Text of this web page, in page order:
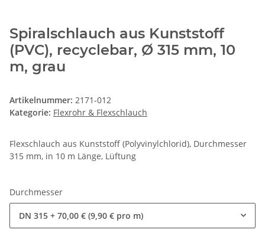
Spiralschlauch aus Kunststoff
(PVC), recyclebar, Ø 315 mm, 10
m, grau
Artikelnummer: 2171-012
Kategorie: Flexrohr & Flexschlauch
Flexschlauch aus Kunststoff (Polyvinylchlorid), Durchmesser
315 mm, in 10 m Länge, Lüftung
Durchmesser
DN 315 + 70,00 € (9,90 € pro m)